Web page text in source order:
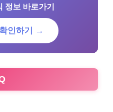
정보 바로가기
인하기 →